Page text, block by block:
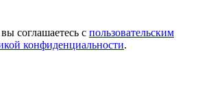
соглашаетесь с пользовательским
конфиденциальности.